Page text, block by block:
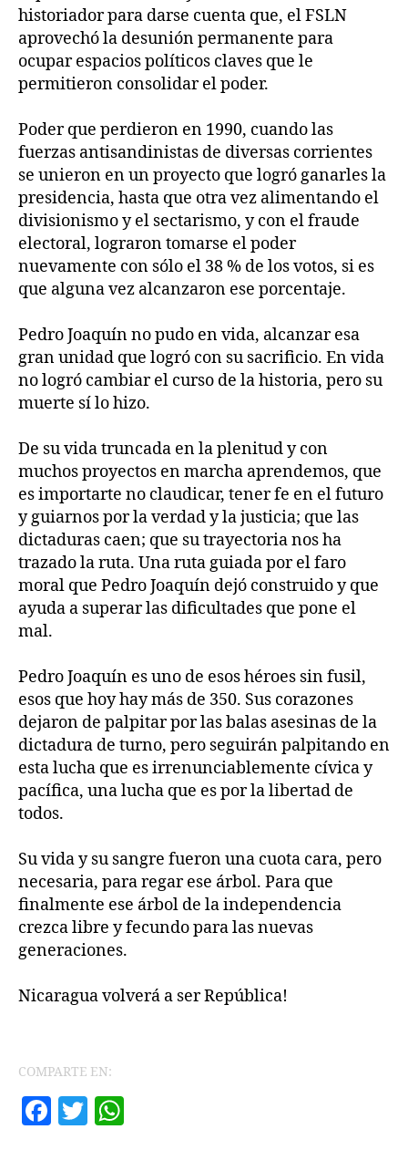
historiador para darse cuenta que, el FSLN
aprovechó la desunión permanente para
ocupar espacios políticos claves que le
permitieron consolidar el poder.
Poder que perdieron en 1990, cuando las
fuerzas antisandinistas de diversas corrientes
se unieron en un proyecto que logró ganarles la
presidencia, hasta que otra vez alimentando el
divisionismo y el sectarismo, y con el fraude
electoral, lograron tomarse el poder
nuevamente con sólo el 38 % de los votos, si es
que alguna vez alcanzaron ese porcentaje.
Pedro Joaquín no pudo en vida, alcanzar esa
gran unidad que logró con su sacrificio. En vida
no logró cambiar el curso de la historia, pero su
muerte sí lo hizo.
De su vida truncada en la plenitud y con
muchos proyectos en marcha aprendemos, que
es importarte no claudicar, tener fe en el futuro
y guiarnos por la verdad y la justicia; que las
dictaduras caen; que su trayectoria nos ha
trazado la ruta. Una ruta guiada por el faro
moral que Pedro Joaquín dejó construido y que
ayuda a superar las dificultades que pone el
mal.
Pedro Joaquín es uno de esos héroes sin fusil,
esos que hoy hay más de 350. Sus corazones
dejaron de palpitar por las balas asesinas de la
dictadura de turno, pero seguirán palpitando en
esta lucha que es irrenunciablemente cívica y
pacífica, una lucha que es por la libertad de
todos.
Su vida y su sangre fueron una cuota cara, pero
necesaria, para regar ese árbol. Para que
finalmente ese árbol de la independencia
crezca libre y fecundo para las nuevas
generaciones.
Nicaragua volverá a ser República!
COMPARTE EN:
F
T